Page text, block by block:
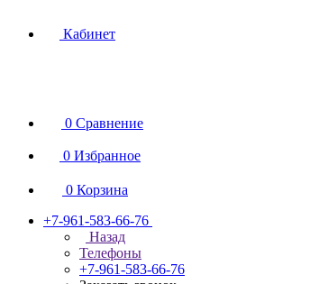
Кабинет
0 Сравнение
0 Избранное
0 Корзина
+7-961-583-66-76
Назад
Телефоны
+7-961-583-66-76